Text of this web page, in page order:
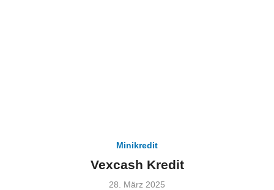
Minikredit
Vexcash Kredit
Veröffentlicht
28. März 2025